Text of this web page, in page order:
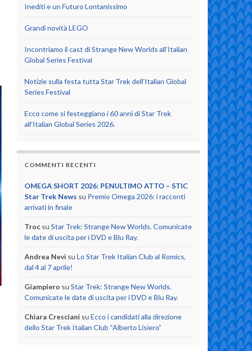
Inediti e un Futuro Lontanissimo
Grandi novità LEGO
Incontriamo il cast di Strange New Worlds all’Italian
Global Series Festival
Notizie sulla festa tutta Star Trek dell’Italian Global
Series Festival
Ecco come si festeggiano i 60 anni di Star Trek
all’Italian Global Series 2026.
COMMENTI RECENTI
OMEGA SHORT 2026: PENULTIMO ATTO – STIC
Star Trek News su Premio Omega 2026: i racconti
arrivati in finale
Troc su Star Trek: Strange New Worlds. Comunicate
le date di uscita per i DVD e Blu Ray.
Andrea Nevi su Lo Star Trek Italian Club al Romics,
dal 4 al 7 aprile!
Giampiero su Star Trek: Strange New Worlds.
Comunicate le date di uscita per i DVD e Blu Ray.
Chiara Cresciani su Ecco i candidati alla direzione
dello Star Trek Italian Club “Alberto Lisiero”